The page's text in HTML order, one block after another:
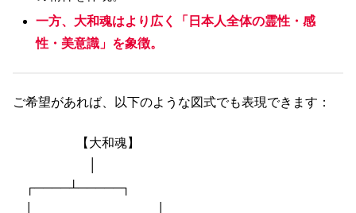
一方、大和魂はより広く「日本人全体の霊性・感
性・美意識」を象徴。
ご希望があれば、以下のような図式でも表現できます：
【大和魂】
┌────┴─────┐